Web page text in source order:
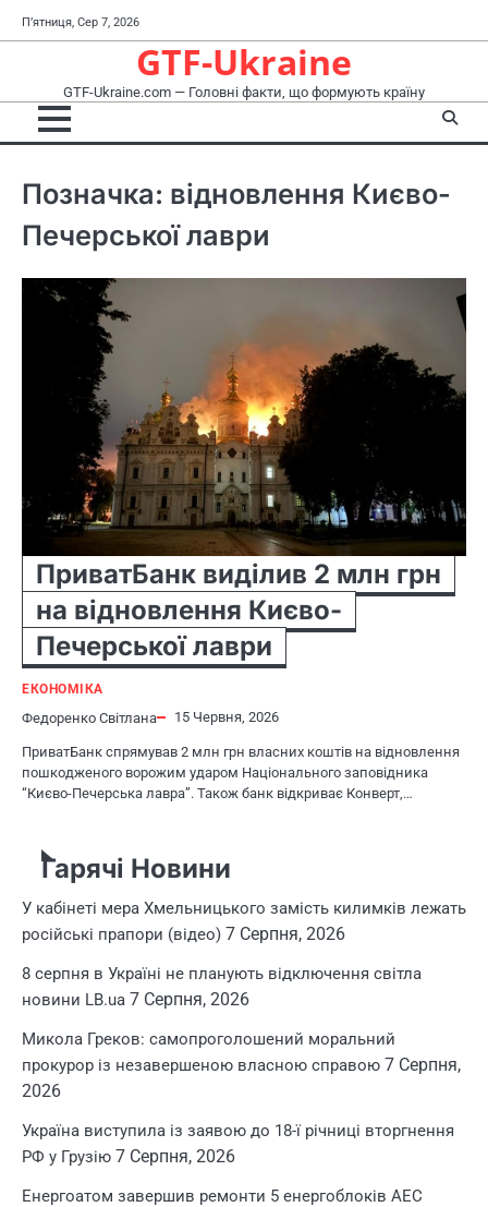
до
П’ятниця, Сер 7, 2026
GTF-Ukraine
GTF-Ukraine.com — Головні факти, що формують країну
Позначка: відновлення Києво-
Печерської лаври
ПриватБанк виділив 2 млн грн
на відновлення Києво-
Печерської лаври
ЕКОНОМІКА
Федоренко Світлана 15 Червня, 2026
ПриватБанк спрямував 2 млн грн власних коштів на відновлення
пошкодженого ворожим ударом Національного заповідника
“Києво-Печерська лавра”. Також банк відкриває Конверт,…
Гарячі Новини
У кабінеті мера Хмельницького замість килимків лежать
російські прапори (відео) 7 Серпня, 2026
8 серпня в Україні не планують відключення світла
новини LB.ua 7 Серпня, 2026
Микола Греков: самопроголошений моральний
прокурор із незавершеною власною справою 7 Серпня,
2026
Україна виступила із заявою до 18-ї річниці вторгнення
РФ у Грузію 7 Серпня, 2026
Енергоатом завершив ремонти 5 енергоблоків АЕС